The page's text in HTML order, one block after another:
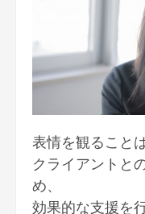
表情を観ることは
クライアントと
め、
効果的な支援を